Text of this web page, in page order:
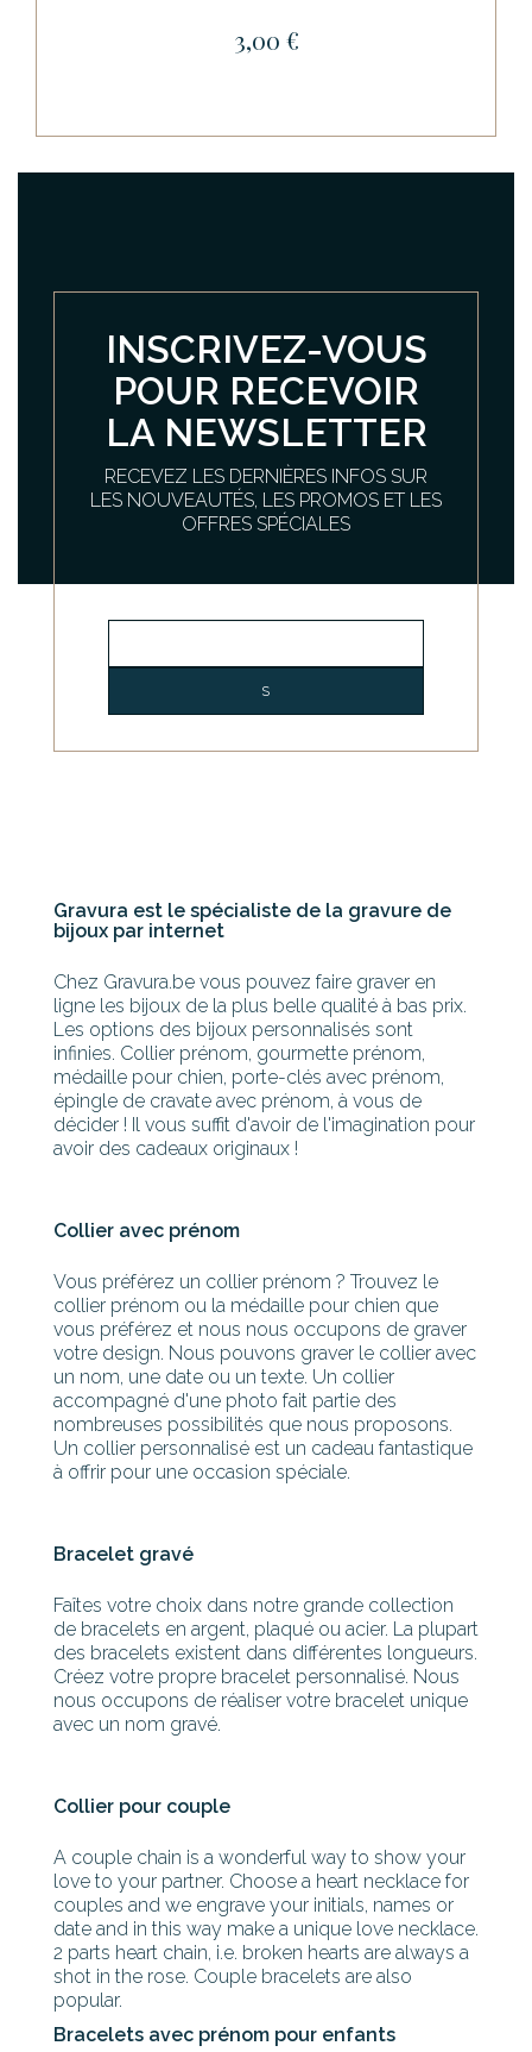
3,00 €
INSCRIVEZ-VOUS
POUR RECEVOIR
LA NEWSLETTER
RECEVEZ LES DERNIÈRES INFOS SUR
LES NOUVEAUTÉS, LES PROMOS ET LES
OFFRES SPÉCIALES
Gravura est le spécialiste de la gravure de
bijoux par internet
Chez Gravura.be vous pouvez faire graver en
ligne les bijoux de la plus belle qualité à bas prix.
Les options des bijoux personnalisés sont
infinies. Collier prénom, gourmette prénom,
médaille pour chien, porte-clés avec prénom,
épingle de cravate avec prénom, à vous de
décider ! Il vous suffit d'avoir de l'imagination pour
avoir des cadeaux originaux !
Collier avec prénom
Vous préférez un collier prénom ? Trouvez le
collier prénom ou la médaille pour chien que
vous préférez et nous nous occupons de graver
votre design. Nous pouvons graver le collier avec
un nom, une date ou un texte. Un collier
accompagné d'une photo fait partie des
nombreuses possibilités que nous proposons.
Un collier personnalisé est un cadeau fantastique
à offrir pour une occasion spéciale.
Bracelet gravé
Faîtes votre choix dans notre grande collection
de bracelets en argent, plaqué ou acier. La plupart
des bracelets existent dans différentes longueurs.
Créez votre propre bracelet personnalisé. Nous
nous occupons de réaliser votre bracelet unique
avec un nom gravé.
Collier pour couple
A couple chain is a wonderful way to show your
love to your partner. Choose a heart necklace for
couples and we engrave your initials, names or
date and in this way make a unique love necklace.
2 parts heart chain, i.e. broken hearts are always a
shot in the rose. Couple bracelets are also
popular.
Bracelets avec prénom pour enfants